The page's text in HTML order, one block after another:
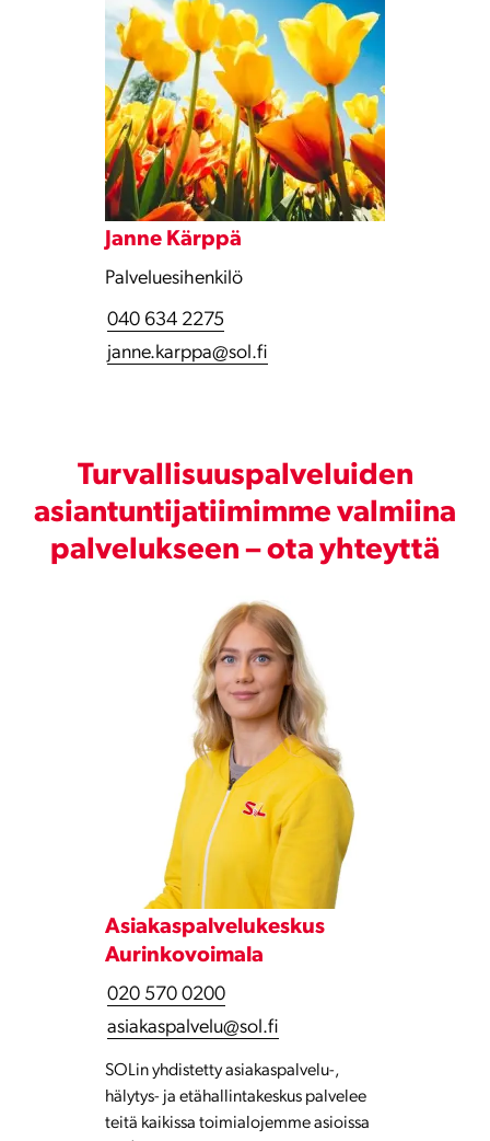
Janne Kärppä
Palveluesihenkilö
040 634 2275
janne.karppa@sol.fi
Turvallisuuspalveluiden
asiantuntijatiimimme valmiina
palvelukseen – ota yhteyttä
Asiakaspalvelukeskus
Aurinkovoimala
020 570 0200
asiakaspalvelu@sol.fi
SOLin yhdistetty asiakaspalvelu-,
hälytys- ja etähallintakeskus palvelee
teitä kaikissa toimialojemme asioissa